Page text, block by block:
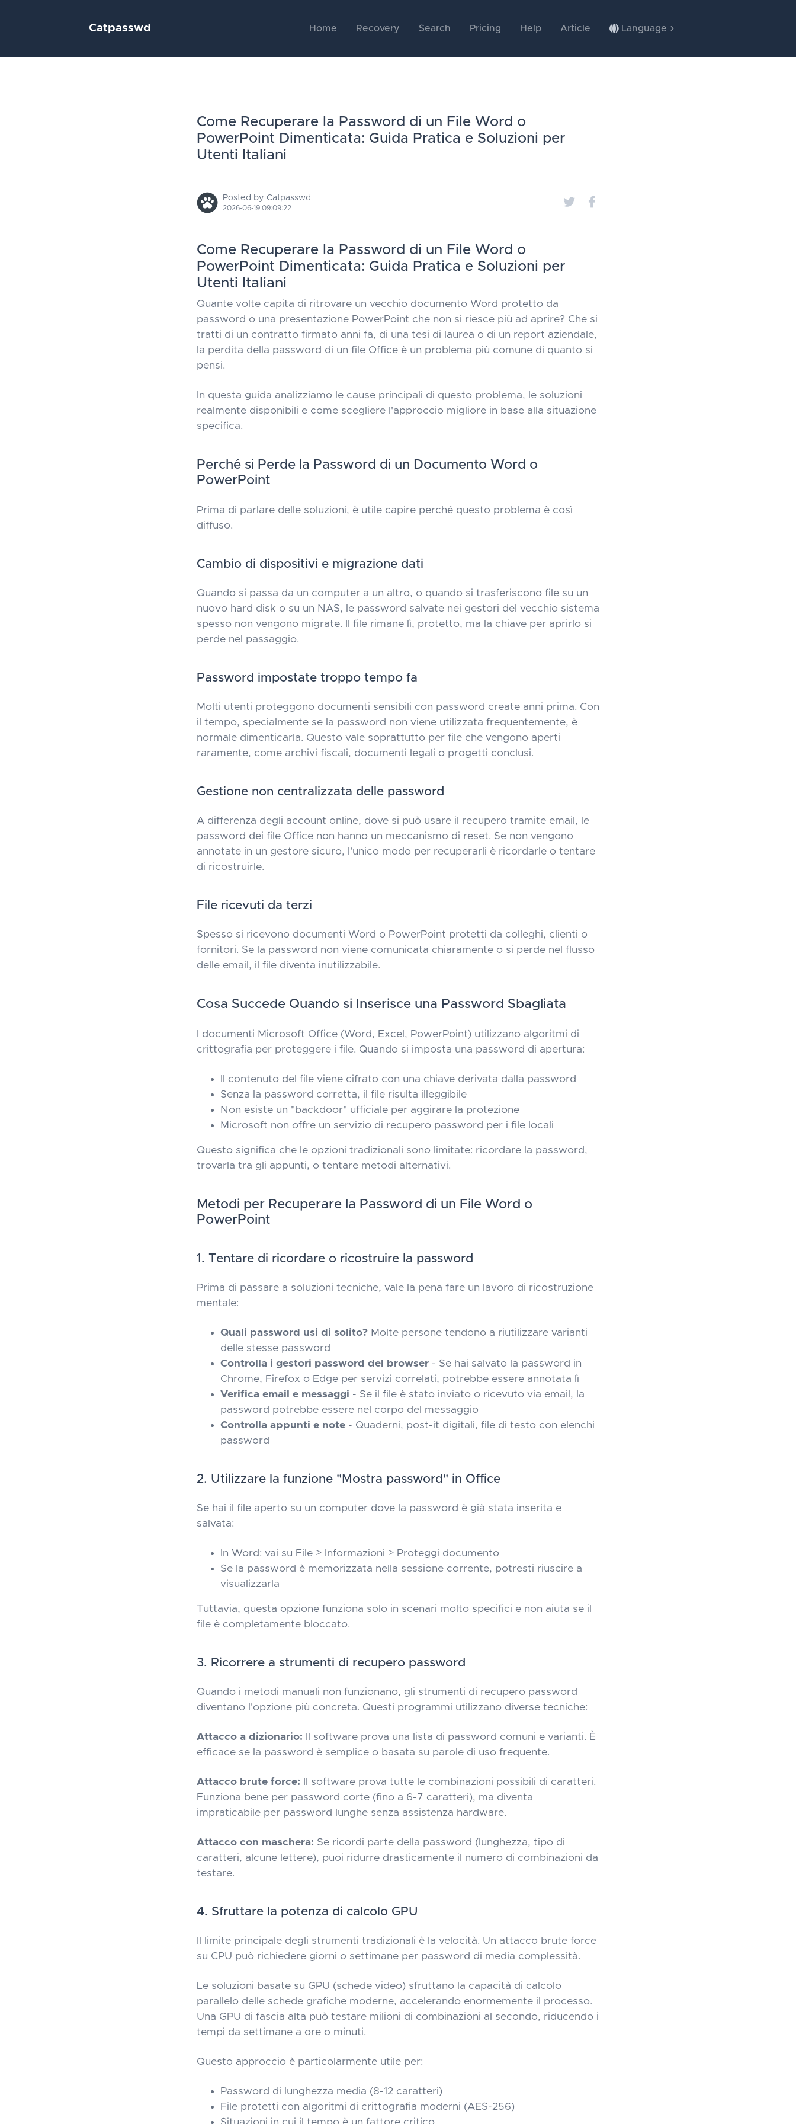
Catpasswd Home Recovery Search Pricing Help Article Language
Come Recuperare la Password di un File Word o
PowerPoint Dimenticata: Guida Pratica e Soluzioni per
Utenti Italiani
Posted by Catpasswd
2026-06-19 09:09:22
Come Recuperare la Password di un File Word o
PowerPoint Dimenticata: Guida Pratica e Soluzioni per
Utenti Italiani
Quante volte capita di ritrovare un vecchio documento Word protetto da
password o una presentazione PowerPoint che non si riesce più ad aprire? Che si
tratti di un contratto firmato anni fa, di una tesi di laurea o di un report aziendale,
la perdita della password di un file Office è un problema più comune di quanto si
pensi.
In questa guida analizziamo le cause principali di questo problema, le soluzioni
realmente disponibili e come scegliere l'approccio migliore in base alla situazione
specifica.
Perché si Perde la Password di un Documento Word o
PowerPoint
Prima di parlare delle soluzioni, è utile capire perché questo problema è così
diffuso.
Cambio di dispositivi e migrazione dati
Quando si passa da un computer a un altro, o quando si trasferiscono file su un
nuovo hard disk o su un NAS, le password salvate nei gestori del vecchio sistema
spesso non vengono migrate. Il file rimane lì, protetto, ma la chiave per aprirlo si
perde nel passaggio.
Password impostate troppo tempo fa
Molti utenti proteggono documenti sensibili con password create anni prima. Con
il tempo, specialmente se la password non viene utilizzata frequentemente, è
normale dimenticarla. Questo vale soprattutto per file che vengono aperti
raramente, come archivi fiscali, documenti legali o progetti conclusi.
Gestione non centralizzata delle password
A differenza degli account online, dove si può usare il recupero tramite email, le
password dei file Office non hanno un meccanismo di reset. Se non vengono
annotate in un gestore sicuro, l'unico modo per recuperarli è ricordarle o tentare
di ricostruirle.
File ricevuti da terzi
Spesso si ricevono documenti Word o PowerPoint protetti da colleghi, clienti o
fornitori. Se la password non viene comunicata chiaramente o si perde nel flusso
delle email, il file diventa inutilizzabile.
Cosa Succede Quando si Inserisce una Password Sbagliata
I documenti Microsoft Office (Word, Excel, PowerPoint) utilizzano algoritmi di
crittografia per proteggere i file. Quando si imposta una password di apertura:
Il contenuto del file viene cifrato con una chiave derivata dalla password
Senza la password corretta, il file risulta illeggibile
Non esiste un "backdoor" ufficiale per aggirare la protezione
Microsoft non offre un servizio di recupero password per i file locali
Questo significa che le opzioni tradizionali sono limitate: ricordare la password,
trovarla tra gli appunti, o tentare metodi alternativi.
Metodi per Recuperare la Password di un File Word o
PowerPoint
1. Tentare di ricordare o ricostruire la password
Prima di passare a soluzioni tecniche, vale la pena fare un lavoro di ricostruzione
mentale:
Quali password usi di solito? Molte persone tendono a riutilizzare varianti
delle stesse password
Controlla i gestori password del browser - Se hai salvato la password in
Chrome, Firefox o Edge per servizi correlati, potrebbe essere annotata lì
Verifica email e messaggi - Se il file è stato inviato o ricevuto via email, la
password potrebbe essere nel corpo del messaggio
Controlla appunti e note - Quaderni, post-it digitali, file di testo con elenchi
password
2. Utilizzare la funzione "Mostra password" in Office
Se hai il file aperto su un computer dove la password è già stata inserita e
salvata:
In Word: vai su File > Informazioni > Proteggi documento
Se la password è memorizzata nella sessione corrente, potresti riuscire a
visualizzarla
Tuttavia, questa opzione funziona solo in scenari molto specifici e non aiuta se il
file è completamente bloccato.
3. Ricorrere a strumenti di recupero password
Quando i metodi manuali non funzionano, gli strumenti di recupero password
diventano l'opzione più concreta. Questi programmi utilizzano diverse tecniche:
Attacco a dizionario: Il software prova una lista di password comuni e varianti. È
efficace se la password è semplice o basata su parole di uso frequente.
Attacco brute force: Il software prova tutte le combinazioni possibili di caratteri.
Funziona bene per password corte (fino a 6-7 caratteri), ma diventa
impraticabile per password lunghe senza assistenza hardware.
Attacco con maschera: Se ricordi parte della password (lunghezza, tipo di
caratteri, alcune lettere), puoi ridurre drasticamente il numero di combinazioni da
testare.
4. Sfruttare la potenza di calcolo GPU
Il limite principale degli strumenti tradizionali è la velocità. Un attacco brute force
su CPU può richiedere giorni o settimane per password di media complessità.
Le soluzioni basate su GPU (schede video) sfruttano la capacità di calcolo
parallelo delle schede grafiche moderne, accelerando enormemente il processo.
Una GPU di fascia alta può testare milioni di combinazioni al secondo, riducendo i
tempi da settimane a ore o minuti.
Questo approccio è particolarmente utile per:
Password di lunghezza media (8-12 caratteri)
File protetti con algoritmi di crittografia moderni (AES-256)